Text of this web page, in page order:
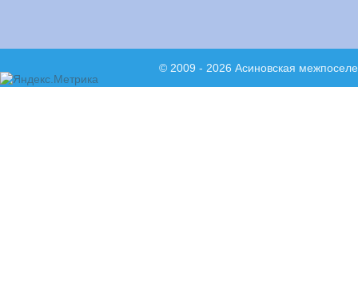
© 2009 - 2026 Асиновская